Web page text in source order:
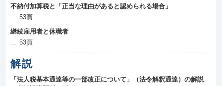
不納付加算税と「正当な理由があると認められる場合」
53頁
継続雇用者と休職者
53頁
解説
「法人税基本通達等の一部改正について」（法令解釈通達）の解説